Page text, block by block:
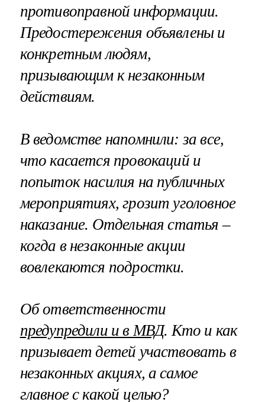
противоправной информации.
Предостережения объявлены и
конкретным людям,
призывающим к незаконным
действиям.
В ведомстве напомнили: за все,
что касается провокаций и
попыток насилия на публичных
мероприятиях, грозит уголовное
наказание. Отдельная статья –
когда в незаконные акции
вовлекаются подростки.
Об ответственности
предупредили и в МВД. Кто и как
призывает детей участвовать в
незаконных акциях, а самое
главное с какой целью?